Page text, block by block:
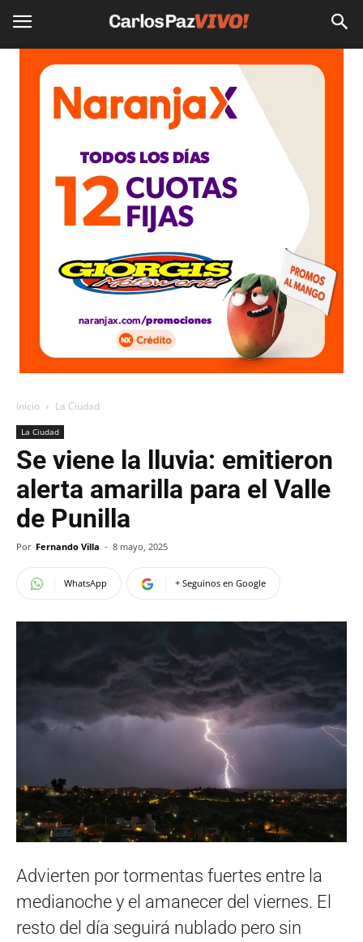
Inicio La Ciudad
La Ciudad
Se viene la lluvia: emitieron
alerta amarilla para el Valle
de Punilla
Por Fernando Villa - 8 mayo, 2025
WhatsApp + Seguinos en Google
Advierten por tormentas fuertes entre la
medianoche y el amanecer del viernes. El
resto del día seguirá nublado pero sin